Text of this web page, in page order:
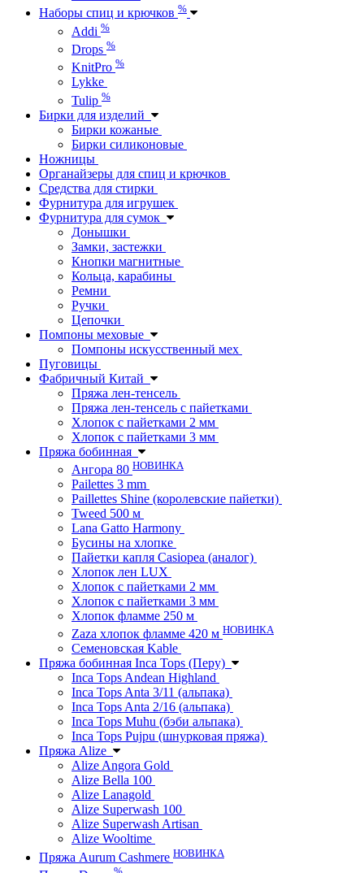
Наборы спиц и крючков %
Addi %
Drops %
KnitPro %
Lykke
Tulip %
Бирки для изделий
Бирки кожаные
Бирки силиконовые
Ножницы
Органайзеры для спиц и крючков
Средства для стирки
Фурнитура для игрушек
Фурнитура для сумок
Донышки
Замки, застежки
Кнопки магнитные
Кольца, карабины
Ремни
Ручки
Цепочки
Помпоны меховые
Помпоны искусственный мех
Пуговицы
Фабричный Китай
Пряжа лен-тенсель
Пряжа лен-тенсель с пайетками
Хлопок с пайетками 2 мм
Хлопок с пайетками 3 мм
Пряжа бобинная
Ангора 80 НОВИНКА
Pailettes 3 mm
Paillettes Shine (королевские пайетки)
Tweed 500 м
Lana Gatto Harmony
Бусины на хлопке
Пайетки капля Casiopea (аналог)
Хлопок лен LUX
Хлопок с пайетками 2 мм
Хлопок с пайетками 3 мм
Хлопок фламме 250 м
Zaza хлопок фламме 420 м НОВИНКА
Семеновская Kable
Пряжа бобинная Inca Tops (Перу)
Inca Tops Andean Highland
Inca Tops Anta 3/11 (альпака)
Inca Tops Anta 2/16 (альпака)
Inca Tops Muhu (бэби альпака)
Inca Tops Pujpu (шнурковая пряжа)
Пряжа Alize
Alize Angora Gold
Alize Bella 100
Alize Lanagold
Alize Superwash 100
Alize Superwash Artisan
Alize Wooltime
Пряжа Aurum Cashmere НОВИНКА